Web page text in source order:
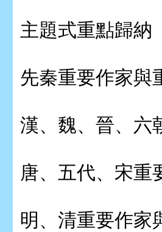
主題式重點歸納
先秦重要作家與
漢、魏、晉、六
唐、五代、宋重
明、清重要作家